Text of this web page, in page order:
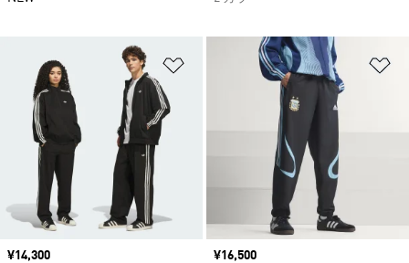
ほしいものリストに追加
価格
¥14,300
価格
¥16,500